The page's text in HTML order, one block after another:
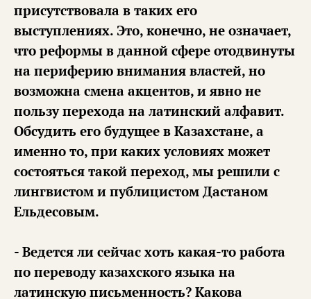
присутствовала в таких его
выступлениях. Это, конечно, не означает,
что реформы в данной сфере отодвинуты
на периферию внимания властей, но
возможна смена акцентов, и явно не
пользу перехода на латинский алфавит.
Обсудить его будущее в Казахстане, а
именно то, при каких условиях может
состояться такой переход, мы решили с
лингвистом и публицистом Дастаном
Ельдесовым.
- Ведется ли сейчас хоть какая-то работа
по переводу казахского языка на
латинскую письменность? Какова